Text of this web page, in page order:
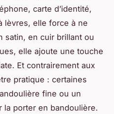
carte d’identité,
lèvres, elle force à ne
satin, en cuir brillant ou
elle ajoute une touche
Et contrairement aux
pratique : certaines
fine ou un
la porter en bandoulière.